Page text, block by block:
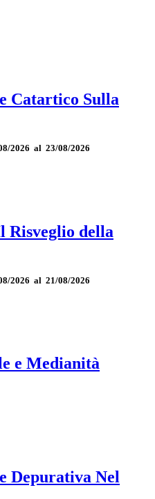
Catartico Sulla
2026 al 23/08/2026
della
2026 al 21/08/2026
e Medianità
Depurativa Nel